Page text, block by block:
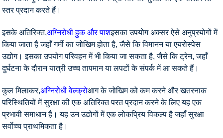
स्तर प्रदान करते हैं।
इसके अतिरिक्त,अग्निरोधी हुक और पाशइसका उपयोग अक्सर ऐसे अनुप्रयोगों में
किया जाता है जहाँ गर्मी का जोखिम होता है, जैसे कि विमानन या एयरोस्पेस
उद्योग। इसका उपयोग परिवहन में भी किया जा सकता है, जैसे कि ट्रेन, जहाँ
दुर्घटना के दौरान यात्री उच्च तापमान या लपटों के संपर्क में आ सकते हैं।
कुल मिलाकर,अग्निरोधी वेल्क्रोआग के जोखिम को कम करने और खतरनाक
परिस्थितियों में सुरक्षा की एक अतिरिक्त परत प्रदान करने के लिए यह एक
प्रभावी समाधान है। यह उन उद्योगों में एक लोकप्रिय विकल्प है जहाँ सुरक्षा
सर्वोच्च प्राथमिकता है।